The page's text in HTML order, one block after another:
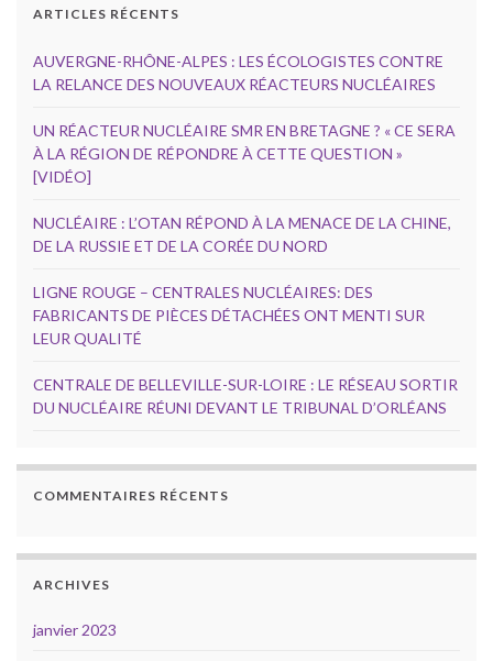
ARTICLES RÉCENTS
AUVERGNE-RHÔNE-ALPES : LES ÉCOLOGISTES CONTRE
LA RELANCE DES NOUVEAUX RÉACTEURS NUCLÉAIRES
UN RÉACTEUR NUCLÉAIRE SMR EN BRETAGNE ? « CE SERA
À LA RÉGION DE RÉPONDRE À CETTE QUESTION »
[VIDÉO]
NUCLÉAIRE : L’OTAN RÉPOND À LA MENACE DE LA CHINE,
DE LA RUSSIE ET DE LA CORÉE DU NORD
LIGNE ROUGE – CENTRALES NUCLÉAIRES: DES
FABRICANTS DE PIÈCES DÉTACHÉES ONT MENTI SUR
LEUR QUALITÉ
CENTRALE DE BELLEVILLE-SUR-LOIRE : LE RÉSEAU SORTIR
DU NUCLÉAIRE RÉUNI DEVANT LE TRIBUNAL D’ORLÉANS
COMMENTAIRES RÉCENTS
ARCHIVES
janvier 2023